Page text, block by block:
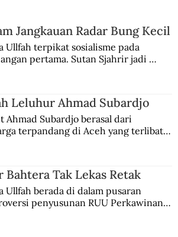
di Rapat Koboy
Jangkauan Radar Bung Kecil
Ullfah terpikat sosialisme pada
pertama. Sutan Sjahrir jadi
Leluhur Ahmad Subardjo
Ahmad Subardjo berasal dari
terpandang di Aceh yang terlibat
Bahtera Tak Lekas Retak
Ullfah berada di dalam pusaran
penyusunan RUU Perkawinan.